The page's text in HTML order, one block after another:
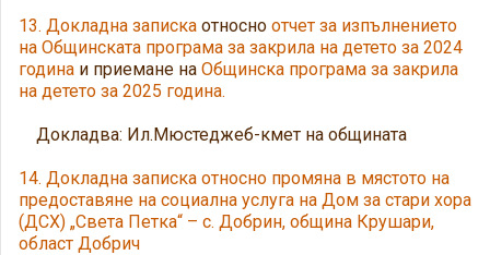
13. Докладна записка относно отчет за изпълнението
на Общинската програма за закрила на детето за 2024
година и приемане на Общинска програма за закрила
на детето за 2025 година.
Докладва: Ил.Мюстеджеб-кмет на общината
14. Докладна записка относно промяна в мястото на
предоставяне на социална услуга на Дом за стари хора
(ДСХ) „Света Петка“ – с. Добрин, община Крушари,
област Добрич